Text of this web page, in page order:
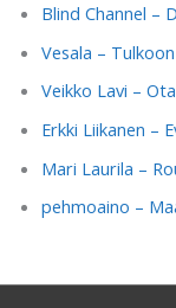
Blind Channel –
Vesala –
Veikko Lavi –
Erkki Liikanen –
Mari Laurila –
pehmoaino –